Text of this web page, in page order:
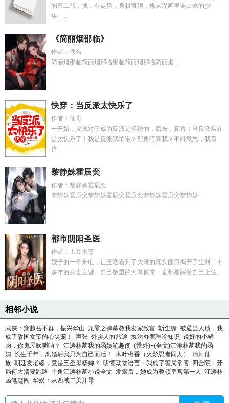
的富二代，拽，有点痞，身材很顶，像从漫画里走出来的少
年。...
《简丽烟邵临》
作者：佚名
简丽烟邵临简丽烟邵临邵临简丽烟邵临简丽烟...
快穿：当反派太快乐了
作者：仙哥
一开始，灵浅对于成为反派是拒绝的，后来，真香！当反派实在
是太快乐了！我是反派我怕谁？配角暗算我？不好意思，我百
倍...
黎静姝霍辰奕
作者：黎静姝霍辰奕
黎静姝霍辰奕黎静姝霍辰奕霍辰奕黎静姝霍辰奕黎静姝...
都市阴阳圣医
作者：土豆本尊
嫂子的一个来电，让王浩看到了大哥的真实面目揭开了尘封二十
多年的身世之谜。自己敬重的大哥原来一直都是踩着自己上位...
相邻小说
武侠：穿越岳不群，振兴华山 九零之弹幕教我发家致富 斩尘缘 被逼当人质，我
成了敌国女帝的心尖宠！
声张 外乡人的旅途 执法办案理论知识 说好的小鲜
肉，你鬼屋吹唢呐？
江涛林菡我的函姨笔趣阁 (番外)+(全文)江涛林菡我的函
姨 长生千年，离婚后我只为自己而活！ 木叶橙香（火影忍者同人）
清河仙
族 朝廷发老婆，竟是三圣母杨婵？ 听懂动物语言：我成了警局常客 四合院：开
局何大清要跑路 主角江涛林菡小说全文 发癫后，她成为整顿皇宫第一人 江涛林
菡笔趣阁 华娱：从西域二美开导